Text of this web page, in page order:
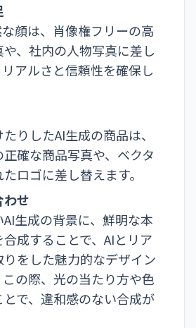
顔は、肖像権フリーの高
、社内の人物写真に差し
アルさと信頼性を確保し
りしたAI生成の商品は、
確な商品写真や、ベクタ
ロゴに差し替えます。
わせ
生成の背景に、鮮明な本
成することで、AIとリア
をした魅力的なデザイン
の際、光の当たり方や色
で、違和感のない合成が